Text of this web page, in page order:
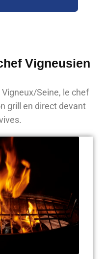
Vigneusien
Seine, le chef
grill en direct devant